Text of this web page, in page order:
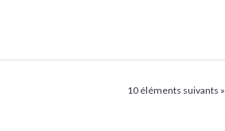
10 éléments suivants »